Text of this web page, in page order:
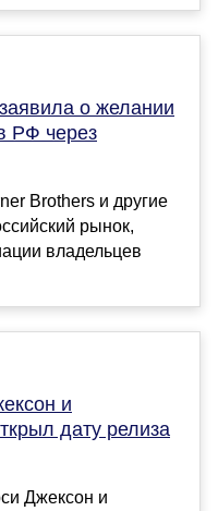
о желании
РФ через
Brothers и другие
рынок,
владельцев
и
дату релиза
Джексон и